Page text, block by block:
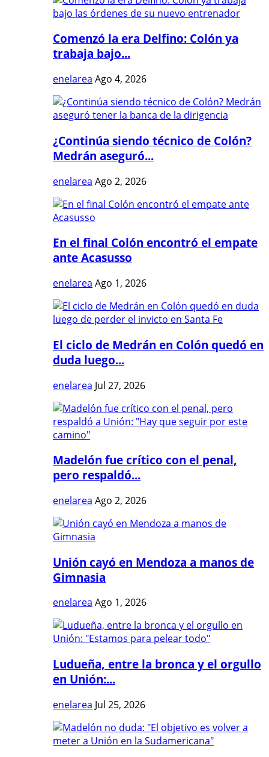
Comenzó la era Delfino: Colón ya
trabaja bajo...
enelarea Ago 4, 2026
¿Continúa siendo técnico de Colón?
Medrán aseguró...
enelarea Ago 2, 2026
En el final Colón encontró el empate
ante Acasusso
enelarea Ago 1, 2026
El ciclo de Medrán en Colón quedó en
duda luego...
enelarea Jul 27, 2026
Madelón fue crítico con el penal,
pero respaldó...
enelarea Ago 2, 2026
Unión cayó en Mendoza a manos de
Gimnasia
enelarea Ago 1, 2026
Ludueña, entre la bronca y el orgullo
en Unión:...
enelarea Jul 25, 2026